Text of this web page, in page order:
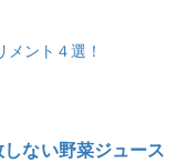
ント４選！
ない野菜ジュース